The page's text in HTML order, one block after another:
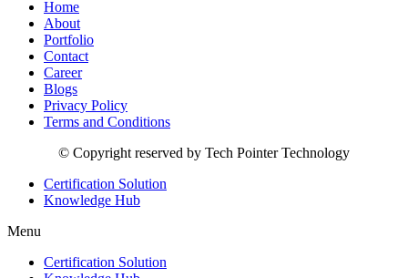
Home
About
Portfolio
Contact
Career
Blogs
Privacy Policy
Terms and Conditions
© Copyright reserved by Tech Pointer Technology
Certification Solution
Knowledge Hub
Menu
Certification Solution